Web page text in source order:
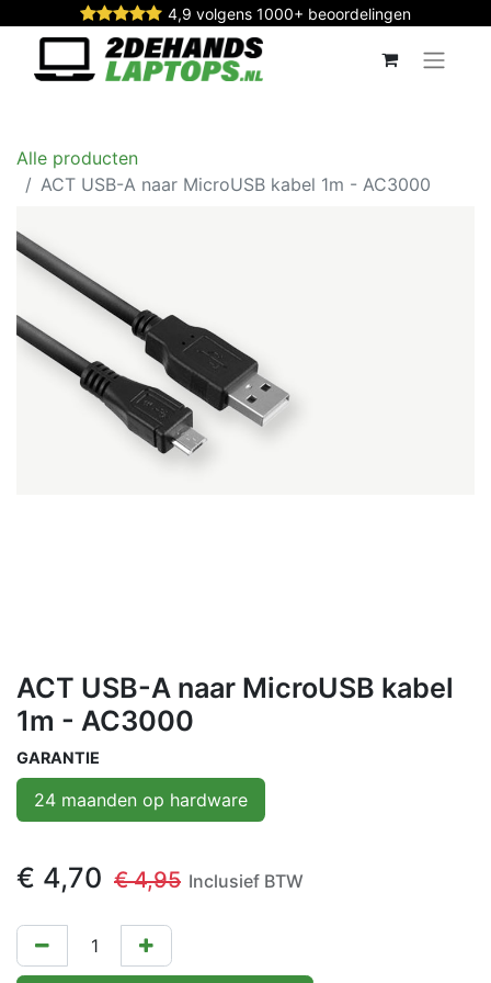
4,9 volgens 1000+ beoordelingen
Alle producten
ACT USB-A naar MicroUSB kabel 1m - AC3000
ACT USB-A naar MicroUSB kabel
1m - AC3000
GARANTIE
24 maanden op hardware
€ 4,70 €4,95 Inclusief BTW